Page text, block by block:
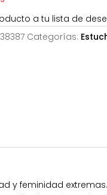
a tu lista de
Categorías:
y feminidad